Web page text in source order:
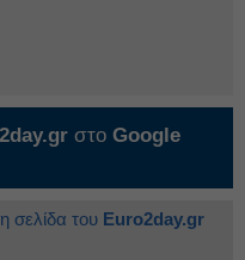
στο Google
σελίδα του Euro2day.gr